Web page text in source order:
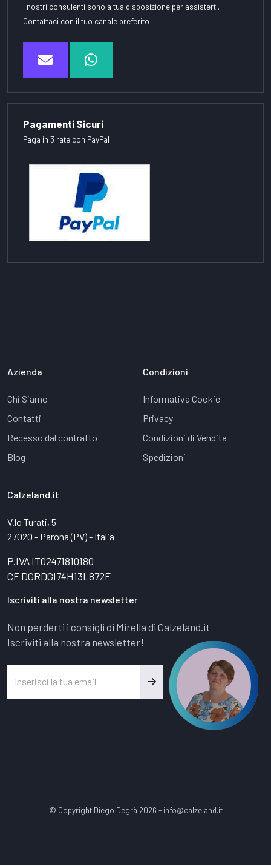
I nostri consulenti sono a tua disposizione per assisterti.
Contattaci con il tuo canale preferito
Pagamenti Sicuri
Paga in 3 rate con PayPal
Azienda
Chi Siamo
Contatti
Recesso dal contratto
Blog
Condizioni
Informativa Cookie
Privacy
Condizioni di Vendita
Spedizioni
Calzeland.it
V.lo Turati, 5
27020 - Parona (PV) - Italia
P.IVA IT02471810180
CF DGRDGI74H13L872F
Iscriviti alla nostra newsletter
Non perderti i consigli di Mirella di Calzeland.it
Iscriviti alla nostra newsletter!
© Copyright Diego Degrà 2026 - info@calzeland.it